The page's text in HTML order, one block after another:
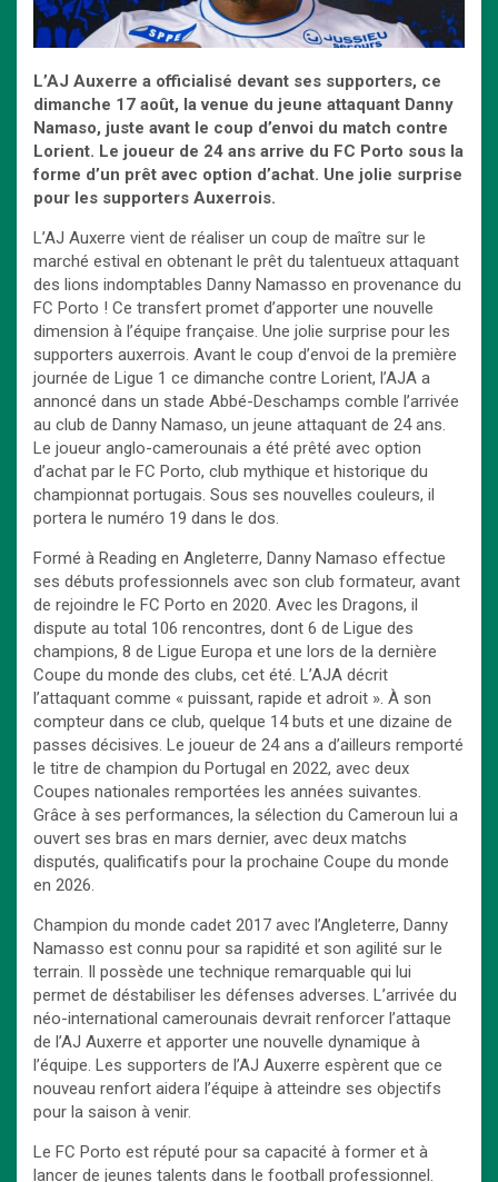
L’AJ Auxerre a officialisé devant ses supporters, ce
dimanche 17 août, la venue du jeune attaquant Danny
Namaso, juste avant le coup d’envoi du match contre
Lorient. Le joueur de 24 ans arrive du FC Porto sous la
forme d’un prêt avec option d’achat. Une jolie surprise
pour les supporters Auxerrois.
L’AJ Auxerre vient de réaliser un coup de maître sur le
marché estival en obtenant le prêt du talentueux attaquant
des lions indomptables Danny Namasso en provenance du
FC Porto ! Ce transfert promet d’apporter une nouvelle
dimension à l’équipe française. Une jolie surprise pour les
supporters auxerrois. Avant le coup d’envoi de la première
journée de Ligue 1 ce dimanche contre Lorient, l’AJA a
annoncé dans un stade Abbé-Deschamps comble l’arrivée
au club de Danny Namaso, un jeune attaquant de 24 ans.
Le joueur anglo-camerounais a été prêté avec option
d’achat par le FC Porto, club mythique et historique du
championnat portugais. Sous ses nouvelles couleurs, il
portera le numéro 19 dans le dos.
Formé à Reading en Angleterre, Danny Namaso effectue
ses débuts professionnels avec son club formateur, avant
de rejoindre le FC Porto en 2020. Avec les Dragons, il
dispute au total 106 rencontres, dont 6 de Ligue des
champions, 8 de Ligue Europa et une lors de la dernière
Coupe du monde des clubs, cet été. L’AJA décrit
l’attaquant comme « puissant, rapide et adroit ». À son
compteur dans ce club, quelque 14 buts et une dizaine de
passes décisives. Le joueur de 24 ans a d’ailleurs remporté
le titre de champion du Portugal en 2022, avec deux
Coupes nationales remportées les années suivantes.
Grâce à ses performances, la sélection du Cameroun lui a
ouvert ses bras en mars dernier, avec deux matchs
disputés, qualificatifs pour la prochaine Coupe du monde
en 2026.
Champion du monde cadet 2017 avec l’Angleterre, Danny
Namasso est connu pour sa rapidité et son agilité sur le
terrain. Il possède une technique remarquable qui lui
permet de déstabiliser les défenses adverses. L’arrivée du
néo-international camerounais devrait renforcer l’attaque
de l’AJ Auxerre et apporter une nouvelle dynamique à
l’équipe. Les supporters de l’AJ Auxerre espèrent que ce
nouveau renfort aidera l’équipe à atteindre ses objectifs
pour la saison à venir.
Le FC Porto est réputé pour sa capacité à former et à
lancer de jeunes talents dans le football professionnel.